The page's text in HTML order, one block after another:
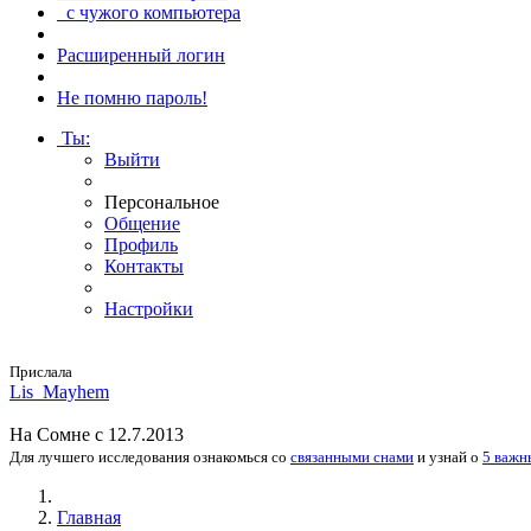
с чужого компьютера
Расширенный логин
Не помню пароль!
Ты:
Выйти
Персональное
Общение
Профиль
Контакты
Настройки
Прислала
Lis_May­hem
На Сомне с 12.7.2013
Для лучшего исследования ознакомься со связанными снами и узнай о 5
Главная